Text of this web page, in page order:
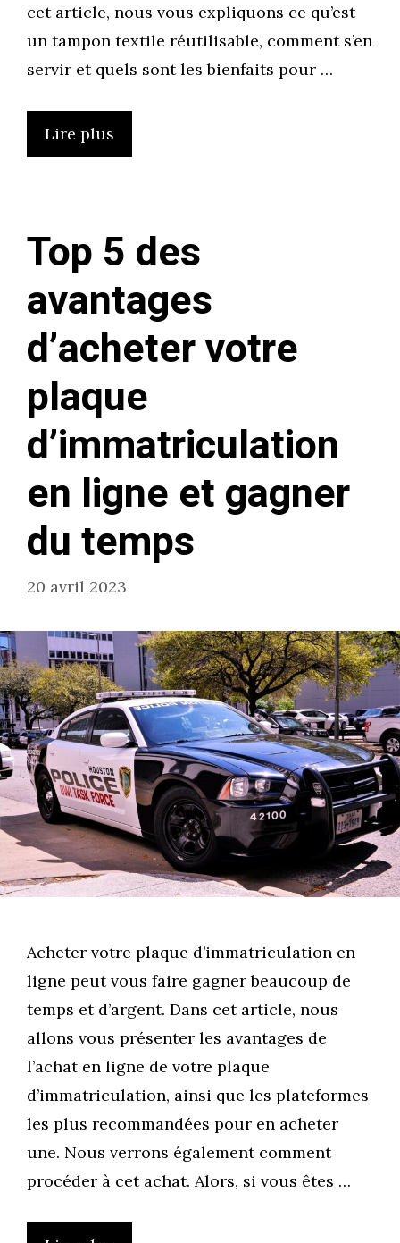
cet article, nous vous expliquons ce qu’est
un tampon textile réutilisable, comment s’en
servir et quels sont les bienfaits pour …
Lire plus
Top 5 des
avantages
d’acheter votre
plaque
d’immatriculation
en ligne et gagner
du temps
20 avril 2023
Acheter votre plaque d’immatriculation en
ligne peut vous faire gagner beaucoup de
temps et d’argent. Dans cet article, nous
allons vous présenter les avantages de
l’achat en ligne de votre plaque
d’immatriculation, ainsi que les plateformes
les plus recommandées pour en acheter
une. Nous verrons également comment
procéder à cet achat. Alors, si vous êtes …